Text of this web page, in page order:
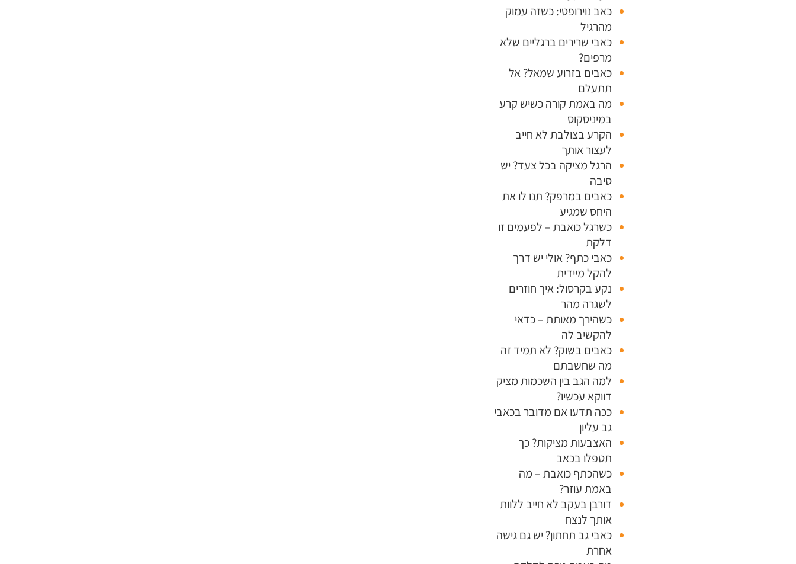
כאב נוירופטי: כשזה עמוק
מהרגיל
כאבי שרירים ברגליים שלא
מרפים?
כאבים בזרוע שמאל? אל
תתעלם
מה באמת קורה כשיש קרע
במיניסקוס
הקרע בצולבת לא חייב
לעצור אותך
הרגל מציקה בכל צעד? יש
סיבה
כאבים במרפק? תנו לו את
היחס שמגיע
כשרגל כואבת – לפעמים זו
דלקת
כאבי כתף? אולי יש דרך
להקל מיידית
נקע בקרסול: איך חוזרים
לשגרה מהר
כשהירך מאותת – כדאי
להקשיב לה
כאבים בשוק? לא תמיד זה
מה שחשבתם
למה הגב בין השכמות מציק
דווקא עכשיו?
ככה תדעו אם מדובר בכאבי
גב עליון
האצבעות מציקות? כך
תטפלו בכאב
כשהכתף כואבת – מה
באמת עוזר?
דורבן בעקב לא חייב ללוות
אותך לנצח
כאבי גב תחתון? יש גם גישה
אחרת